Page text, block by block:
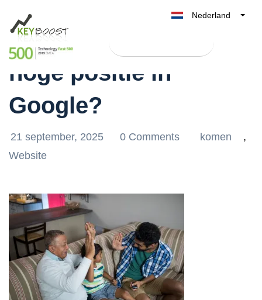
Nederland
België
Italia
Hoe bereik ik een
hoge positie in
Google?
21 september, 2025 0 Comments komen
,
Website